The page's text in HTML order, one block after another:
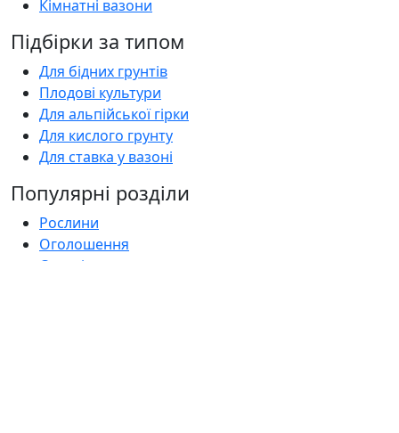
Кімнатні вазони
Підбірки за типом
Для бідних грунтів
Плодові культури
Для альпійської гірки
Для кислого грунту
Для ставка у вазоні
Популярні розділи
Рослини
Оголошення
Садові центри